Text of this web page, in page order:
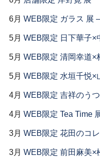
6月 WEB限定 ガラス
5月 WEB限定 日下華子×
5月 WEB限定 清岡幸道×
5月 WEB限定 水垣千悦×
4月 WEB限定 吉祥のう
4月 WEB限定 Tea Time
3月 WEB限定 花田のコ
3月 WEB限定 前田麻美×